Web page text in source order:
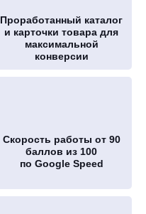
Проработанный каталог
и карточки товара для
максимальной
конверсии
Скорость работы от 90
баллов из 100
по Google Speed